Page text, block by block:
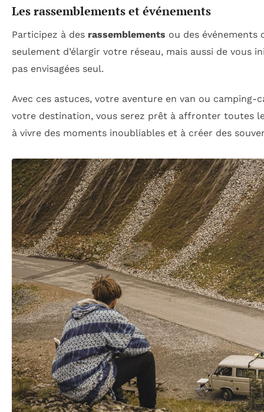
Les rassemblements et événements
Participez à des rassemblements ou des événements
seulement d’élargir votre réseau, mais aussi de vous
pas envisagées seul.
Avec ces astuces, votre aventure en van ou
votre destination, vous serez prêt à affronter toutes
à vivre des moments inoubliables et à créer des